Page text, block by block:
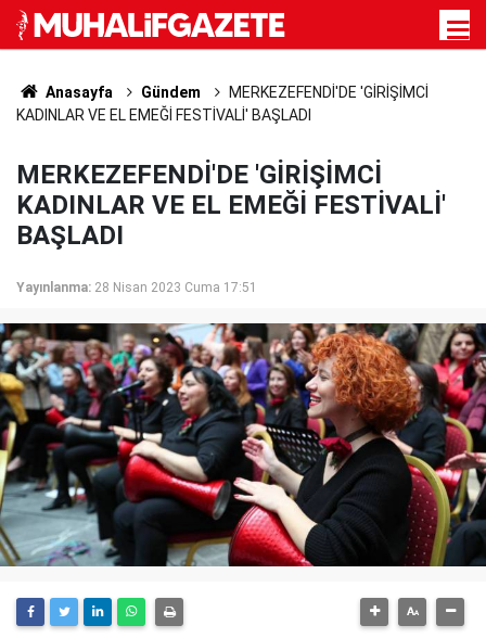
Anasayfa Gündem
MERKEZEFENDİ'DE 'GİRİŞİMCİ
KADINLAR VE EL EMEĞİ FESTİVALİ' BAŞLADI
MERKEZEFENDİ'DE 'GİRİŞİMCİ
KADINLAR VE EL EMEĞİ FESTİVALİ'
BAŞLADI
Yayınlanma: 28 Nisan 2023 Cuma 17:51